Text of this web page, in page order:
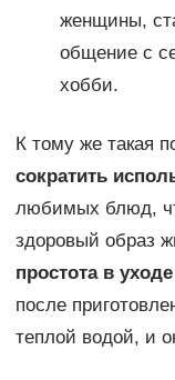
женщины,
общение с
хобби.
К тому же такая
сократить
любимых блюд,
здоровый образ
простота в уходе
после
теплой водой, и